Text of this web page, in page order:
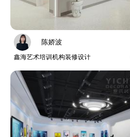
陈娇波
鑫海艺术培训机构装修设计